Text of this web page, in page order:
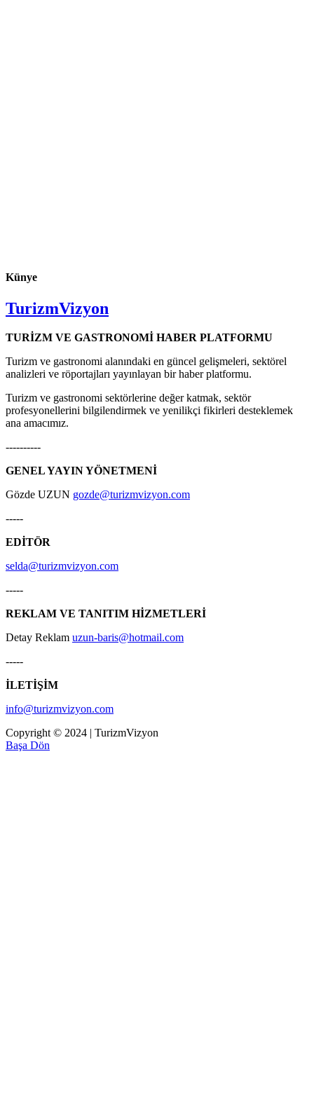
Künye
TurizmVizyon
TURİZM VE GASTRONOMİ HABER PLATFORMU
Turizm ve gastronomi alanındaki en güncel gelişmeleri, sektörel
analizleri ve röportajları yayınlayan bir haber platformu.
Turizm ve gastronomi sektörlerine değer katmak, sektör
profesyonellerini bilgilendirmek ve yenilikçi fikirleri desteklemek
ana amacımız.
----------
GENEL YAYIN YÖNETMENİ
Gözde UZUN gozde@turizmvizyon.com
-----
EDİTÖR
selda@turizmvizyon.com
-----
REKLAM VE TANITIM HİZMETLERİ
Detay Reklam uzun-baris@hotmail.com
-----
İLETİŞİM
info@turizmvizyon.com
Copyright © 2024 | TurizmVizyon
Başa Dön